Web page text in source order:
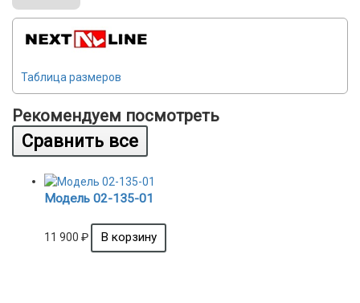
Таблица размеров
Рекомендуем посмотреть
Модель 02-135-01
11 900 ₽